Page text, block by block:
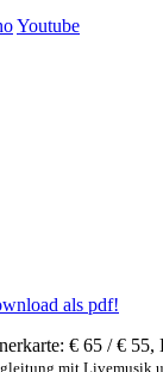
Youtube
als pdf!
€ 65 / € 55,
mit Livemusik